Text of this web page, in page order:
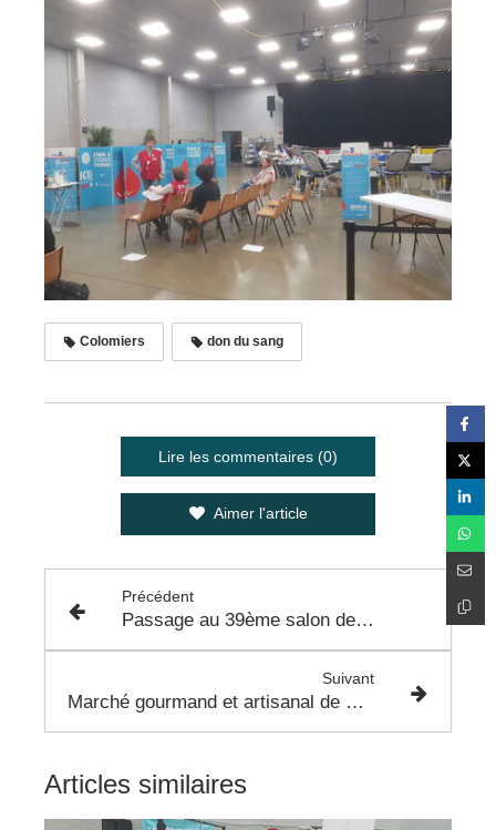
Colomiers don du sang
Lire les commentaires (0)
Aimer l'article
Précédent
Passage au 39ème salon de la BD de Colomiers
Suivant
Marché gourmand et artisanal de Noël au Cinéma Véo de Colomiers
Articles similaires